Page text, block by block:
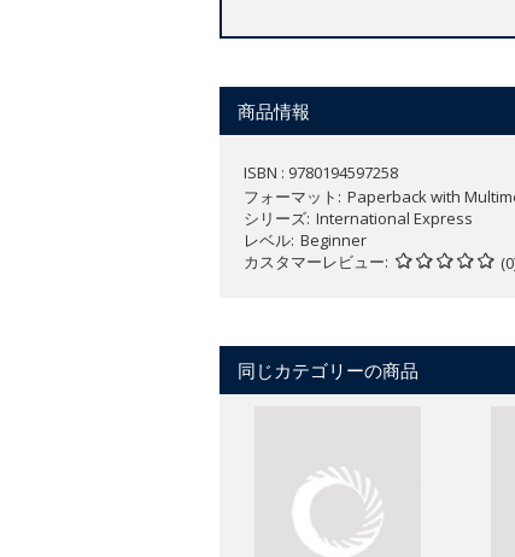
全5レベル（Beginner ～
商品情報
ISBN : 9780194597258
フォーマット
Paperback with
シリーズ International Express
レベル Beginner
カスタマーレビュー
同じカテゴリーの商品